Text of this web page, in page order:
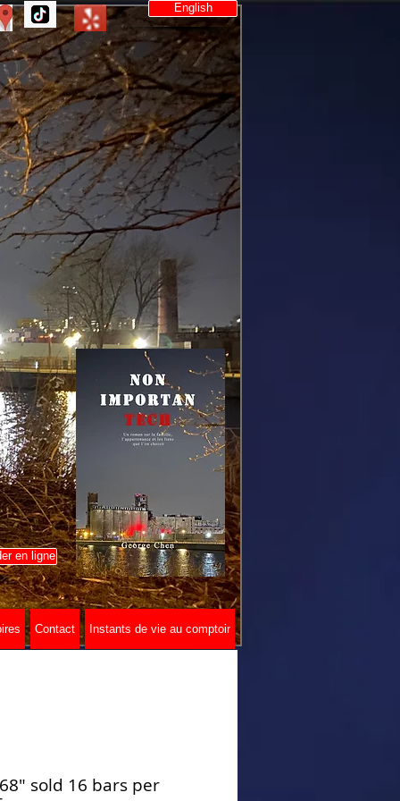
English
Contact Instants de vie au comptoir
en ligne
sold 16 bars per